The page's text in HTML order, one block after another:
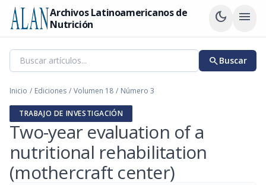
Archivos Latinoamericanos de
Nutrición
dark_mode menu
searchBuscar
Inicio / Ediciones / Volumen 18 / Número 3
TRABAJO DE INVESTIGACIÓN
Two-year evaluation of a
nutritional rehabilitation
(mothercraft center)